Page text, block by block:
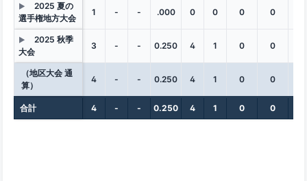
▶
2025 夏の
選手権地方大会
1 - - .000 0 0 0 0
▶
2025 秋季
大会
3 - - 0.250 4 1 0 0
（地区大会 通
算）
4 - - 0.250 4 1 0 0
合計 4 - - 0.250 4 1 0 0